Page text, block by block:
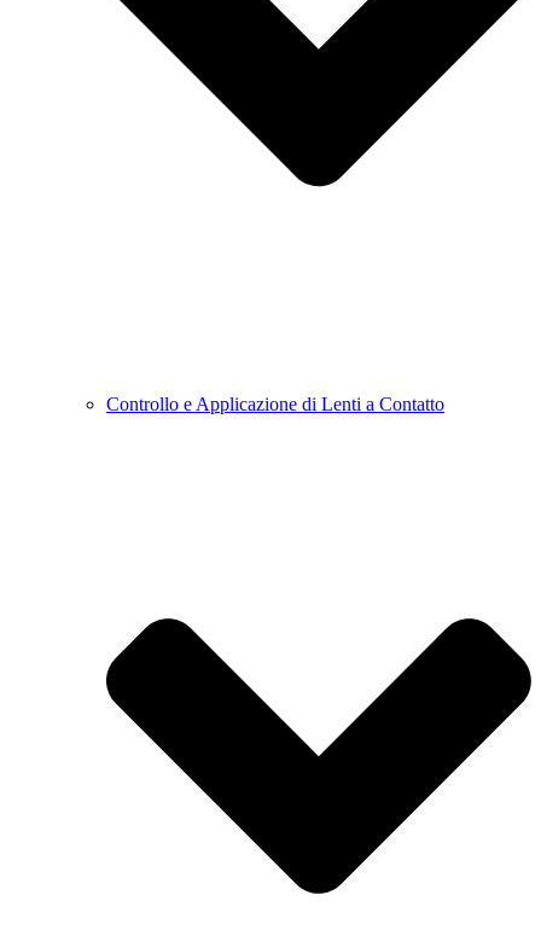
Controllo e Applicazione di Lenti a Contatto